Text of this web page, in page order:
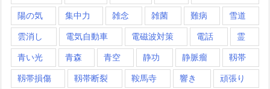
陽の気 集中力 雑念 雑菌 難病 雪道
雲消し 電気自動車 電磁波対策 電話 霊
青い光 青森 青空 静功 静脈瘤 靱帯
靱帯損傷 靱帯断裂 鞍馬寺 響き 頑張り